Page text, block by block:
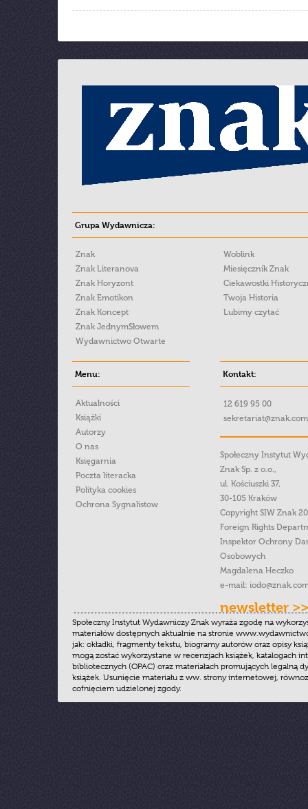
Grupa Wydawnicza:
Znak
Znak Literanova
Znak Horyzont
Znak Emotikon
Znak Koncept
Znak JednymSłowem
Wydawnictwo Otwarte
Woblink
Miesięcznik Znak
Ciekawostki
Twoja Historia
Lubimy czytać
Menu:
Aktualności
Książki
Autorzy
O nas
Księgarnia
Poczta literacka
Polityka cookies
Ochrona Sygnalistow
Kontakt:
12 619 95 00
Społeczny Instytut
Znak Sp. z o.o.,
ul. Kościuszki 37,
30-105 Kraków
Copyright SIW Znak
Foreign Rights
Inspektor Ochrony
Osobowych
Magdalena Heczko
e-mail:
newsletter >>
Społeczny Instytut Wydawniczy Znak wyraża zgodę na
materiałów dostępnych aktualnie na stronie
jak: okładki, fragmenty tekstu, biogramy autorów oraz opisy
mogą zostać wykorzystane w recenzjach książek, katalogach
bibliotecznych (OPAC) oraz materiałach promujących legalną
książek. Usunięcie materiału z ww. strony internetowej,
cofnięciem udzielonej zgody.